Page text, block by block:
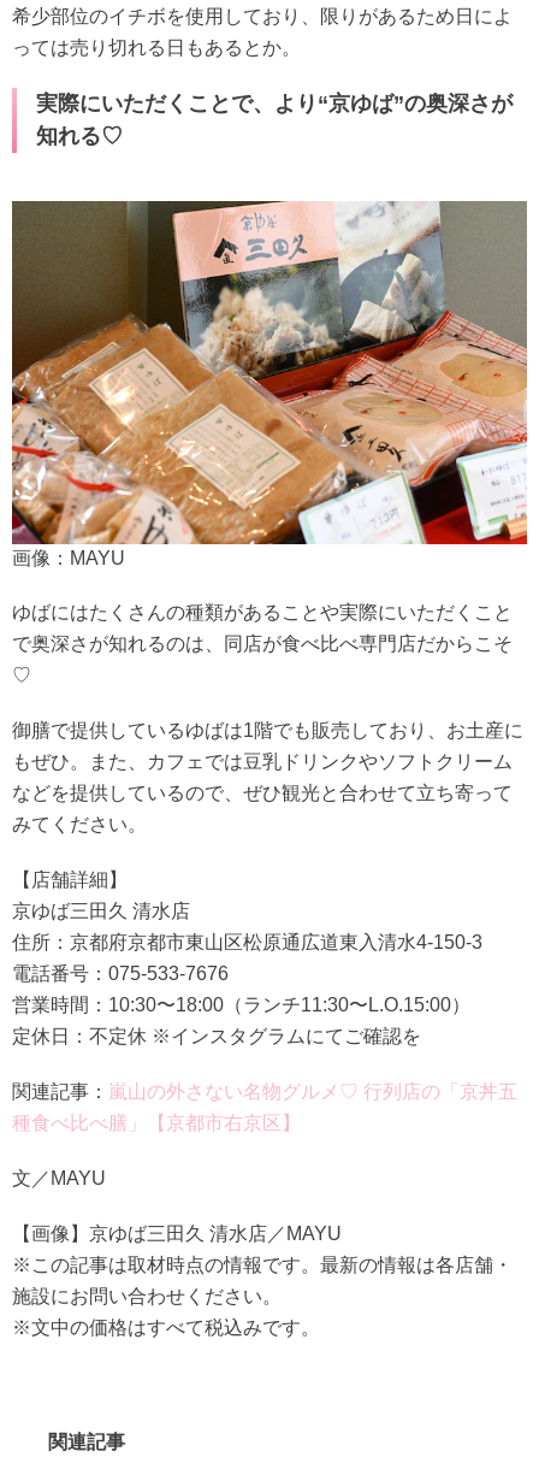
希少部位のイチボを使用しており、限りがあるため日によ
っては売り切れる日もあるとか。
実際にいただくことで、より“京ゆば”の奥深さが
知れる♡
画像：MAYU
ゆばにはたくさんの種類があることや実際にいただくこと
で奥深さが知れるのは、同店が食べ比べ専門店だからこそ
♡
御膳で提供しているゆばは1階でも販売しており、お土産に
もぜひ。また、カフェでは豆乳ドリンクやソフトクリーム
などを提供しているので、ぜひ観光と合わせて立ち寄って
みてください。
【店舗詳細】
京ゆば三田久 清水店
住所：京都府京都市東山区松原通広道東入清水4-150-3
電話番号：075-533-7676
営業時間：10:30〜18:00（ランチ11:30〜L.O.15:00）
定休日：不定休 ※インスタグラムにてご確認を
関連記事： 嵐山の外さない名物グルメ♡ 行列店の「京丼五
種食べ比べ膳」【京都市右京区】
文／MAYU
【画像】京ゆば三田久 清水店／MAYU
※この記事は取材時点の情報です。最新の情報は各店舗・
施設にお問い合わせください。
※文中の価格はすべて税込みです。
関連記事